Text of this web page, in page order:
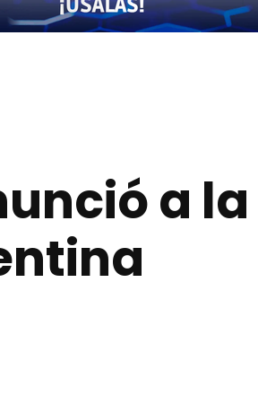
a la